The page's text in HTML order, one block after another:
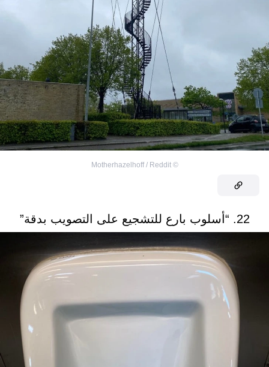
©
Motherhazelhoff / Reddit
22. “أسلوب بارع للتشجيع على التصويب بدقة”